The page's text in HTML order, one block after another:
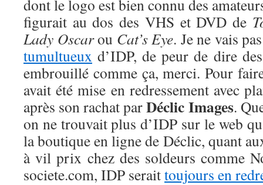
dont le logo est bien connu des
figurait au dos des VHS et DVD de
Lady Oscarou Cat’s Eye. Je ne vais
tumultueux d’IDP, de peur de dire
embrouillé comme ça, merci. Pour
avait été mise en redressement avec
après son rachat parDéclic Images.
on ne trouvait plus d’IDP sur le web
la boutique en ligne de Déclic, quant
à vil prix chez des soldeurs comme
societe.com, IDP seraittoujours en